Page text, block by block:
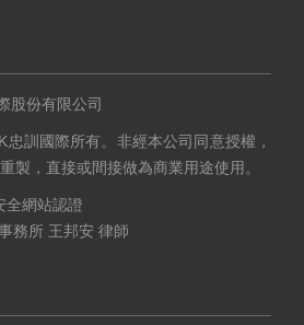
股份有限公司
訓國際所有。非經本公司同意授權，
製，直接或間接做為商業用途使用。
全網站認證
務所 王邦安 律師